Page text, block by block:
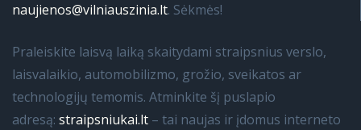
naujienos@vilniauszinia.lt. Sėkmės!
Praleiskite laisvą laiką skaitydami straipsnius verslo,
laisvalaikio, automobilizmo, grožio, sveikatos ar
technologijų temomis. Atminkite šį puslapio
adresą: straipsniukai.lt – tai naujas ir įdomus interneto